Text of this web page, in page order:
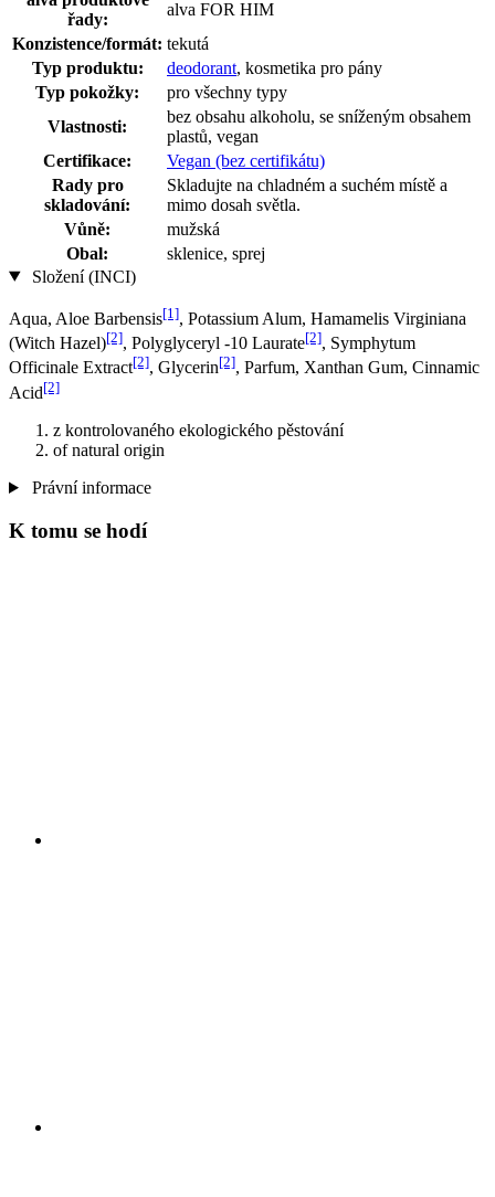
řady:
alva FOR HIM
Konzistence/formát: tekutá
Typ produktu:
deodorant, kosmetika pro pány
Typ pokožky:
pro všechny typy
Vlastnosti:
bez obsahu alkoholu, se sníženým obsahem
plastů, vegan
Certifikace:
Vegan (bez certifikátu)
Rady pro
skladování:
Skladujte na chladném a suchém místě a
mimo dosah světla.
Vůně:
mužská
Obal:
sklenice, sprej
Složení (INCI)
Aqua, Aloe Barbensis[1], Potassium Alum, Hamamelis Virginiana
(Witch Hazel)[2], Polyglyceryl -10 Laurate[2], Symphytum
Officinale Extract[2], Glycerin[2], Parfum, Xanthan Gum, Cinnamic
Acid[2]
z kontrolovaného ekologického pěstování
of natural origin
Právní informace
K tomu se hodí